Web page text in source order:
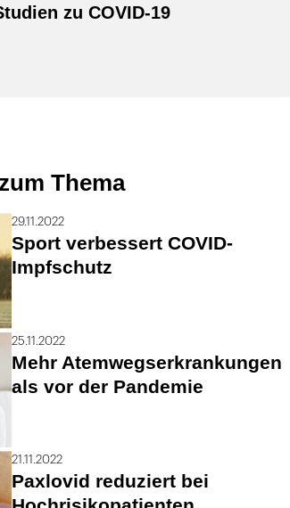
zu COVID-19
Thema
29.11.2022
Sport verbessert COVID-
Impfschutz
25.11.2022
Mehr Atemwegserkrankungen
als vor der Pandemie
21.11.2022
Paxlovid reduziert bei